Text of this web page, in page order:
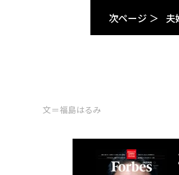
次ページ ＞ 夫
文＝福島はるみ